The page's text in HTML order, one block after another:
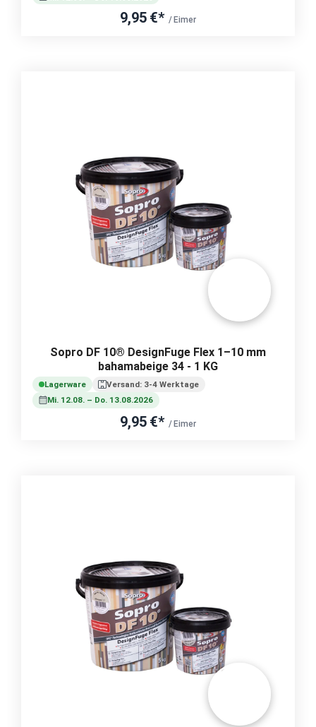
9,95 €* / Eimer
Sopro DF 10® DesignFuge Flex 1–10 mm
bahamabeige 34 - 1 KG
Lagerware
Versand: 3-4 Werktage
Mi. 12.08. – Do. 13.08.2026
9,95 €* / Eimer